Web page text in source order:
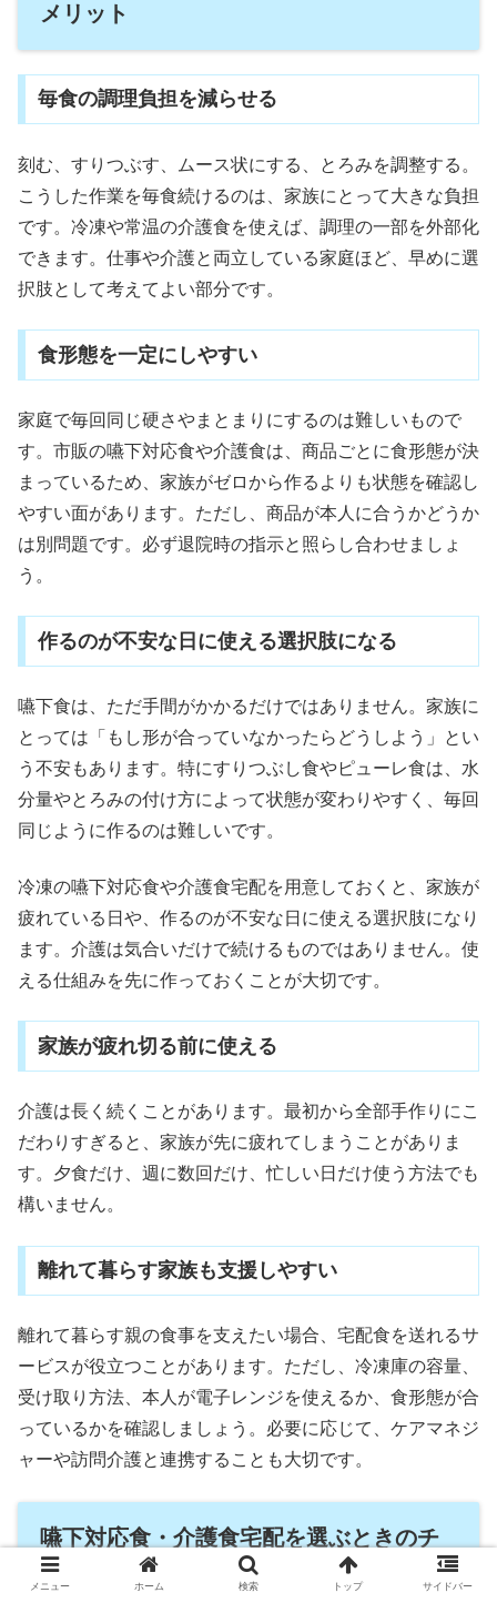
メリット
毎食の調理負担を減らせる
刻む、すりつぶす、ムース状にする、とろみを調整する。
こうした作業を毎食続けるのは、家族にとって大きな負担
です。冷凍や常温の介護食を使えば、調理の一部を外部化
できます。仕事や介護と両立している家庭ほど、早めに選
択肢として考えてよい部分です。
食形態を一定にしやすい
家庭で毎回同じ硬さやまとまりにするのは難しいもので
す。市販の嚥下対応食や介護食は、商品ごとに食形態が決
まっているため、家族がゼロから作るよりも状態を確認し
やすい面があります。ただし、商品が本人に合うかどうか
は別問題です。必ず退院時の指示と照らし合わせましょ
う。
作るのが不安な日に使える選択肢になる
嚥下食は、ただ手間がかかるだけではありません。家族に
とっては「もし形が合っていなかったらどうしよう」とい
う不安もあります。特にすりつぶし食やピューレ食は、水
分量やとろみの付け方によって状態が変わりやすく、毎回
同じように作るのは難しいです。
冷凍の嚥下対応食や介護食宅配を用意しておくと、家族が
疲れている日や、作るのが不安な日に使える選択肢になり
ます。介護は気合いだけで続けるものではありません。使
える仕組みを先に作っておくことが大切です。
家族が疲れ切る前に使える
介護は長く続くことがあります。最初から全部手作りにこ
だわりすぎると、家族が先に疲れてしまうことがありま
す。夕食だけ、週に数回だけ、忙しい日だけ使う方法でも
構いません。
離れて暮らす家族も支援しやすい
離れて暮らす親の食事を支えたい場合、宅配食を送れるサ
ービスが役立つことがあります。ただし、冷凍庫の容量、
受け取り方法、本人が電子レンジを使えるか、食形態が合
っているかを確認しましょう。必要に応じて、ケアマネジ
ャーや訪問介護と連携することも大切です。
嚥下対応食・介護食宅配を選ぶときのチ
ェックポイント
メニュー ホーム 検索 トップ サイドバー